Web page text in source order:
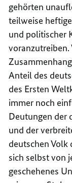
gehörten
teilweise
und politischer
voranzutreiben.
Anteil des
des Ersten
immer noch
Deutungen der
und der
deutschen Volk
sich selbst von
geschehenes